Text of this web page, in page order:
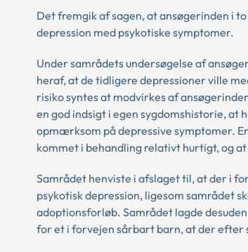
Det fremgik af sagen, at ansøgerinden i
depression med psykotiske symptomer.
Under samrådets undersøgelse af
heraf, at de tidligere depressioner ville
risiko syntes at modvirkes af
en god indsigt i egen sygdomshistorie, at
opmærksom på depressive symptomer.
kommet i behandling relativt hurtigt, og
Samrådet henviste i afslaget til, at der i
psykotisk depression, ligesom samrådet
adoptionsforløb. Samrådet lagde
for et i forvejen sårbart barn, at der efter